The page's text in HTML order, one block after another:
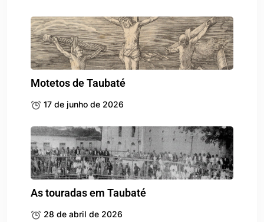
Motetos de Taubaté
17 de junho de 2026
As touradas em Taubaté
28 de abril de 2026